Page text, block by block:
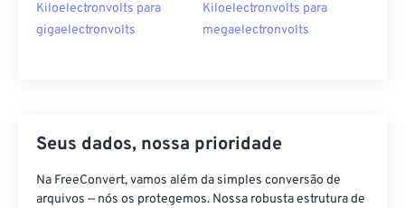
Kiloelectronvolts para
gigaelectronvolts
Kiloelectronvolts para
megaelectronvolts
Seus dados, nossa prioridade
Na FreeConvert, vamos além da simples conversão de
arquivos — nós os protegemos. Nossa robusta estrutura de